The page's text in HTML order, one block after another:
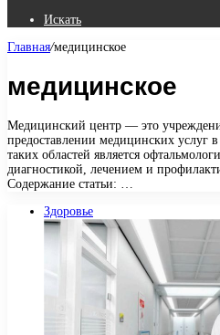
Искать
Главная/медицинское
медицинское
Медицинский центр — это
предоставлении медицинских услуг
таких областей является
диагностикой, лечением и
Содержание статьи: …
Здоровье